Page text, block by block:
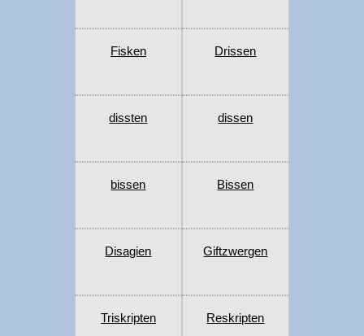
Fisken Drissen
dissten dissen
bissen Bissen
Disagien Giftzwergen
Triskripten Reskripten